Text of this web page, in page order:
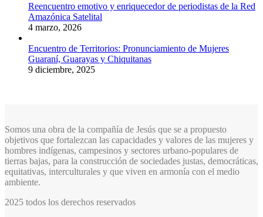
Reencuentro emotivo y enriquecedor de periodistas de la Red
Amazónica Satelital
4 marzo, 2026
Encuentro de Territorios: Pronunciamiento de Mujeres
Guaraní, Guarayas y Chiquitanas
9 diciembre, 2025
Somos una obra de la compañía de Jesús que se a propuesto
objetivos que fortalezcan las capacidades y valores de las mujeres y
hombres indígenas, campesinos y sectores urbano-populares de
tierras bajas, para la construcción de sociedades justas, democráticas,
equitativas, interculturales y que viven en armonía con el medio
ambiente.
2025 todos los derechos reservados